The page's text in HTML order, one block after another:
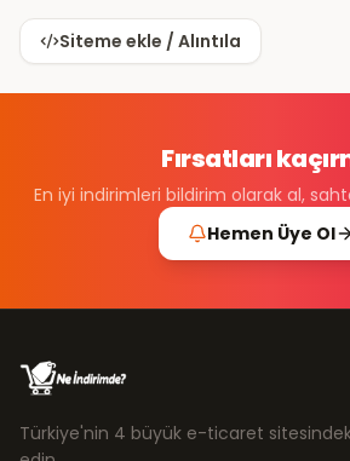
Siteme ekle / Alıntıla
Fırsatları
En iyi indirimleri bildirim olarak al,
Hemen Üye Ol
Türkiye'nin 4 büyük e-ticaret